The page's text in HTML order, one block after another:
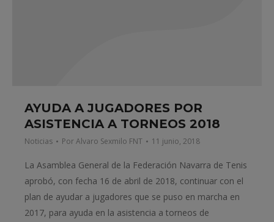
AYUDA A JUGADORES POR
ASISTENCIA A TORNEOS 2018
Noticias PorAlvaro Sexmilo FNT 11 junio, 2018
La Asamblea General de la Federación Navarra de Tenis
aprobó, con fecha 16 de abril de 2018, continuar con el
plan de ayudar a jugadores que se puso en marcha en
2017, para ayuda en la asistencia a torneos de